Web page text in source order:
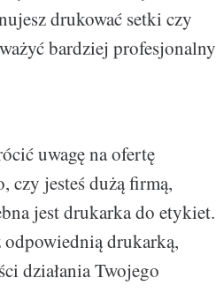
drukować setki czy
bardziej profesjonalny
uwagę na ofertę
czy jesteś dużą firmą,
jest drukarka do etykiet.
odpowiednią drukarką,
działania Twojego